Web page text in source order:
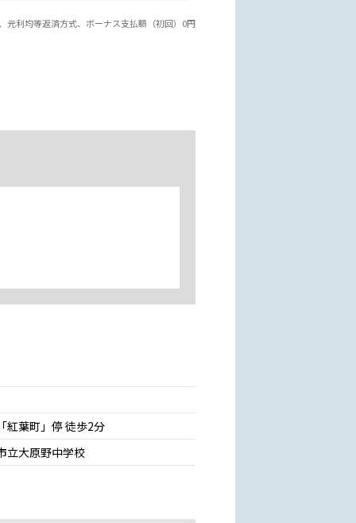
元利均等返済方式、ボーナス支払額（初回）0円
紅葉町」停 徒歩2分
立大原野中学校